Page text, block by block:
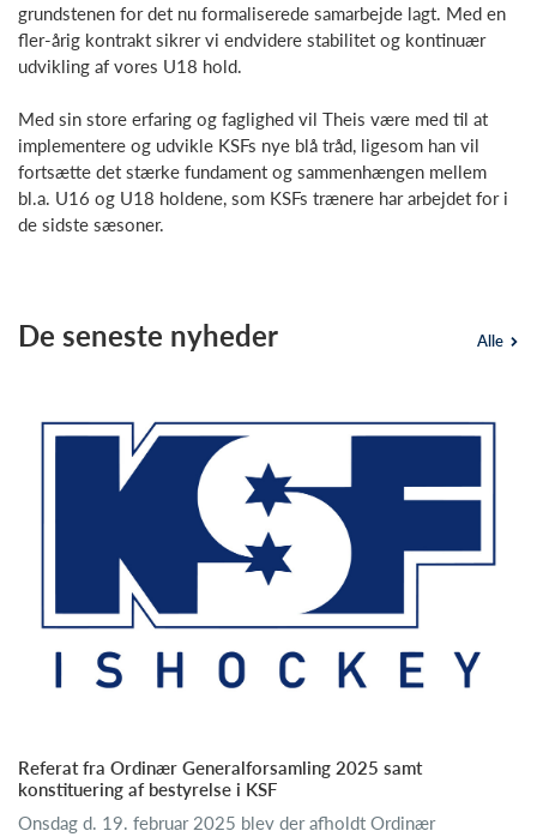
grundstenen for det nu formaliserede samarbejde lagt. Med en
fler-årig kontrakt sikrer vi endvidere stabilitet og kontinuær
udvikling af vores U18 hold.
Med sin store erfaring og faglighed vil Theis være med til at
implementere og udvikle KSFs nye blå tråd, ligesom han vil
fortsætte det stærke fundament og sammenhængen mellem
bl.a. U16 og U18 holdene, som KSFs trænere har arbejdet for i
de sidste sæsoner.
De seneste nyheder Alle
Referat fra Ordinær Generalforsamling 2025 samt
konstituering af bestyrelse i KSF
Onsdag d. 19. februar 2025 blev der afholdt Ordinær